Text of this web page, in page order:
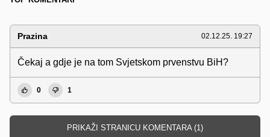
Prazina 02.12.25. 19:27
Čekaj a gdje je na tom Svjetskom prvenstvu BiH?
0 1
PRIKAŽI STRANICU KOMENTARA (1)